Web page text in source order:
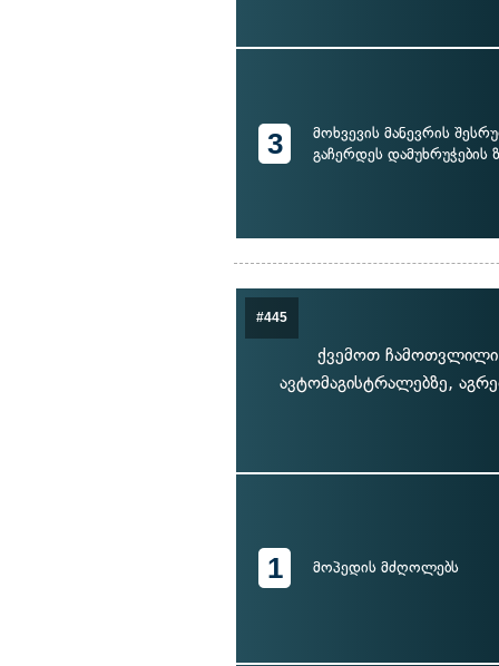
3
მოხვევის მანევრის
გაჩერდეს დამუხრუჭების
#445
ქვემოთ
ავტომაგისტრალებზე,
1 მოპედის მძღოლებს